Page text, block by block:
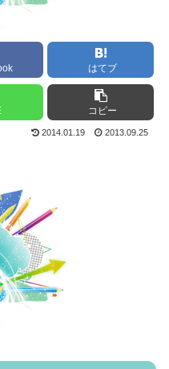
はてブ
コピー
2014.01.19 2013.09.25